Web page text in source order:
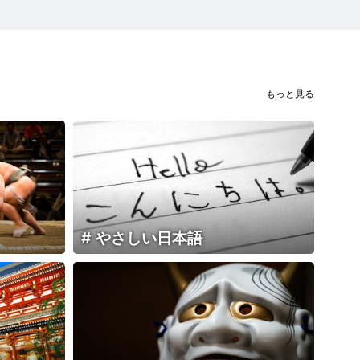
もっと見る
やさしい日本語